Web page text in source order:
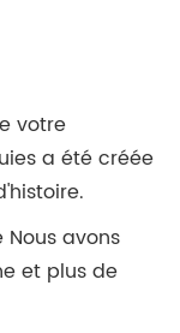
votre
a été créée
avons
et plus de